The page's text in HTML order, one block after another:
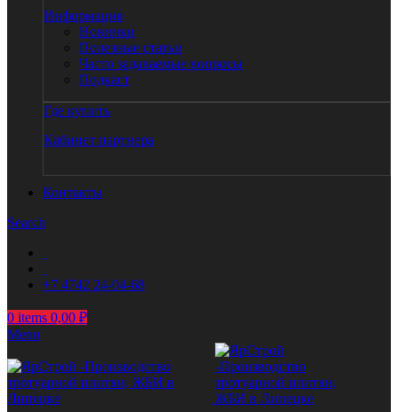
Информация
Новинки
Полезные статьи
Часто задаваемые вопросы
Подкаст
Где купить
Кабинет партнера
Контакты
Search
+7 4742 24-04-68
0 items 0,00 ₽
Menu